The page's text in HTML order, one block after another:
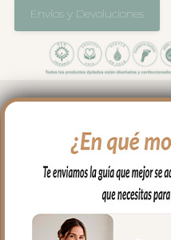
Envíos y Devoluciones
algodón con el borde a
colección que hayas
capazo.
Capucha para arropar
bebe en tejido